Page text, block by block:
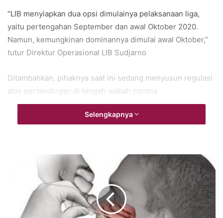
“LIB menyiapkan dua opsi dimulainya pelaksanaan liga,
yaitu pertengahan September dan awal Oktober 2020.
Namun, kemungkinan dominannya dimulai awal Oktober,”
tutur Direktur Operasional LIB Sudjarno
Ditambahkan, pihaknya saat ini sedang menyusun regulasi
atas pertandingan di tengah wabah corona.
“Regulasi sedang disusun bersama PSSI, termasuk untuk
Selengkapnya